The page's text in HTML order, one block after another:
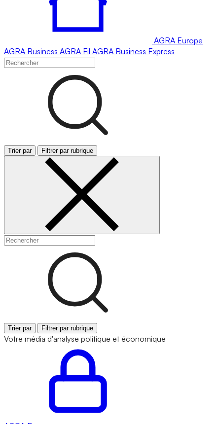
AGRA Europe
AGRA Business AGRA Fil AGRA Business Express
Trier par Filtrer par rubrique
Trier par Filtrer par rubrique
Votre média d'analyse politique et économique